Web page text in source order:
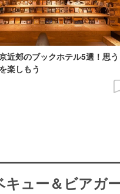
近郊のブックホテル5選！思う
楽しもう
ュー＆ビアガ